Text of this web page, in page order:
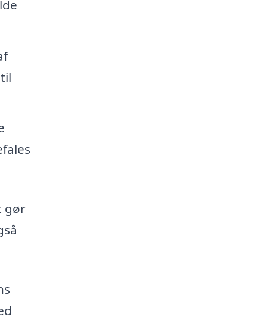
gør